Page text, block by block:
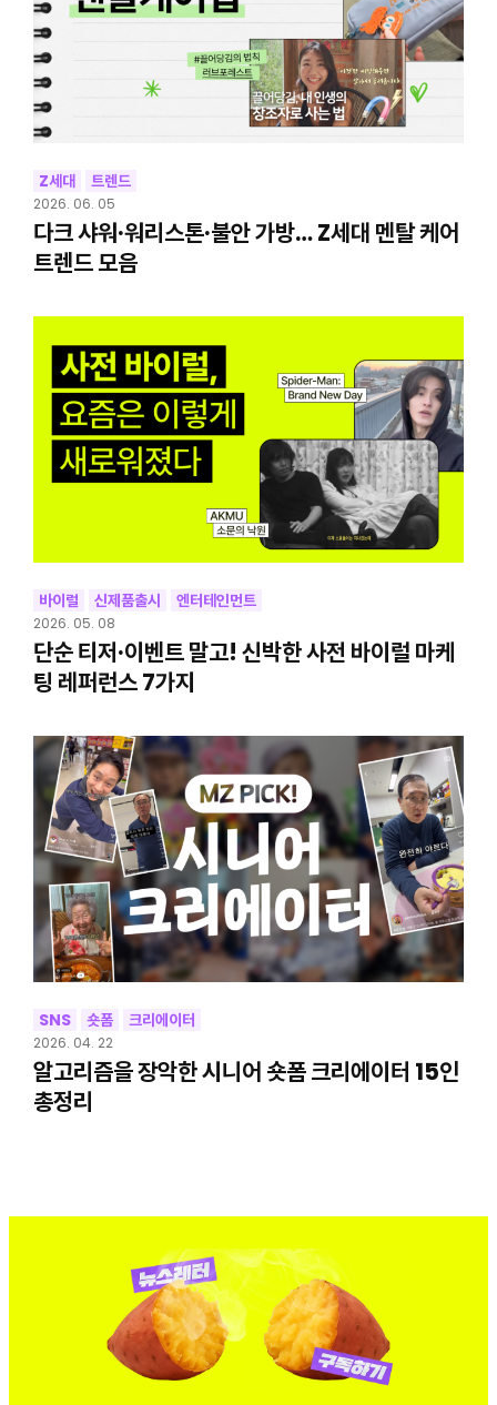
Z세대 트렌드
2026. 06. 05
다크 샤워·워리스톤·불안 가방… Z세대 멘탈 케어
트렌드 모음
바이럴 신제품출시 엔터테인먼트
2026. 05. 08
단순 티저·이벤트 말고! 신박한 사전 바이럴 마케
팅 레퍼런스 7가지
SNS 숏폼 크리에이터
2026. 04. 22
알고리즘을 장악한 시니어 숏폼 크리에이터 15인
총정리